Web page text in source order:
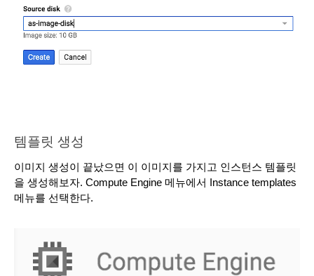
템플릿 생성
이미지 생성이 끝났으면 이 이미지를 가지고 인스턴스 템플릿
을 생성해보자. Compute Engine 메뉴에서 Instance templates
메뉴를 선택한다.